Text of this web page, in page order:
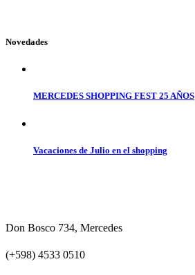
Novedades
MERCEDES SHOPPING FEST 25 AÑOS
Vacaciones de Julio en el shopping
Don Bosco 734, Mercedes
(+598) 4533 0510